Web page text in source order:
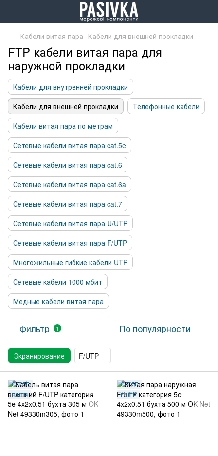
Кабели витая пара Кабели для внешней прокладки
FTP кабели витая пара для
наружной прокладки
Кабели для внутренней прокладки
Кабели для внешней прокладки
Телефонные кабели
Кабели витая пара по метрам
Сетевые кабели витая пара cat.5e
Сетевые кабели витая пара cat.6
Сетевые кабели витая пара cat.6a
Сетевые кабели витая пара cat.7
Сетевые кабели витая пара U/UTP
Сетевые кабели витая пара F/UTP
Многожильные гибкие кабели UTP
Сетевые кабели 1000 мбит
Медные кабели витая пара
Фильтр 1 По популярности
Экранирование F/UTP
CAT.5E
F/UTP
CAT.5E
F/UTP